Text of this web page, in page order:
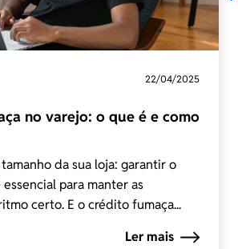
22/04/2025
no varejo: o que é e como
da sua loja: garantir o
para manter as
certo. E o crédito fumaça...
Ler mais